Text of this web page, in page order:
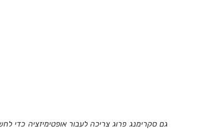
גם סקרימנג פרוג צריכה לעבור אופטימיזציה כדי